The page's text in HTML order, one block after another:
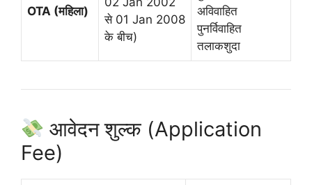
OTA (महिला)
से 01 Jan 2008
के बीच)
अविवाहित
पुनर्विवाहित
तलाकशुदा
आवेदन शुल्क (Application
Fee)